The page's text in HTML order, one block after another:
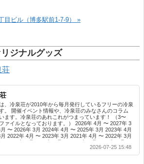
目ビル（博多駅前1-7-9） »
ジナルグッズ
荘
、冷泉荘が2010年から毎月発行しているフリーの冷泉
。 開催イベント情報や、冷泉荘のみなさんのコラム
ます。冷泉荘のあれこれがつまっています！ （3〜
ァイルとなっております。） 2026年 4月 〜 2027年 3
〜 2026年 3月 2024年 4月 〜 2025年 3月 2023年 4月
2022年 4月 〜 2023年 3月 2021年 4月 〜 2022年 3月
年 4月 〜 2018年 3月 2016年 4月 〜 2017年 3月
2016年 3月 2014年 4月 〜 2015年 3月 2013...
2026-07-25 15:48